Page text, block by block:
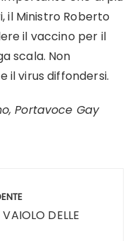
il Ministro Roberto
il vaccino per il
scala. Non
il virus diffondersi.
Portavoce Gay
DELLE